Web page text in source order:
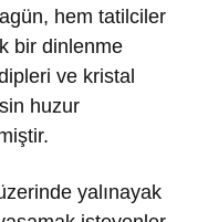
hem tatilciler
bir dinlenme
ve kristal
huzur
yalınayak